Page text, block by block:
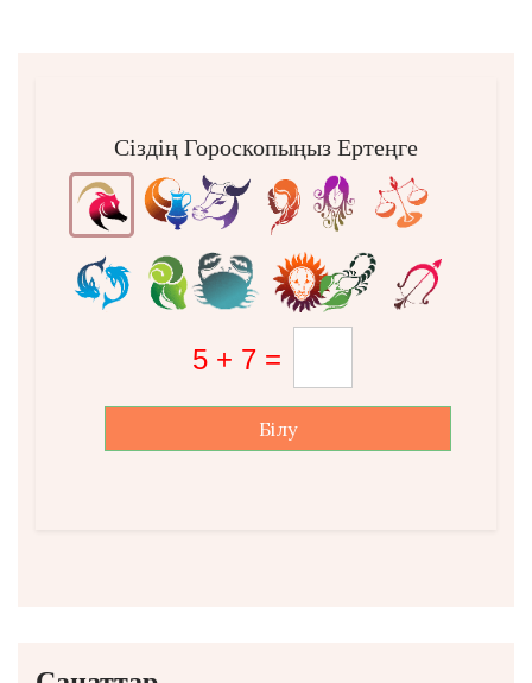
Сіздің Гороскопыңыз Ертеңге
Білу